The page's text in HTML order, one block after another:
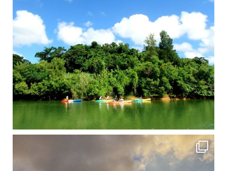
修学旅行シーズンも終わり、一気に冷え込んできました。 2025年今年もあっという間に終